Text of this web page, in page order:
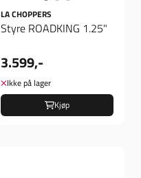
LA CHOPPERS
Styre ROADKING 1.25"
3.599,-
Ikke på lager
Kjøp